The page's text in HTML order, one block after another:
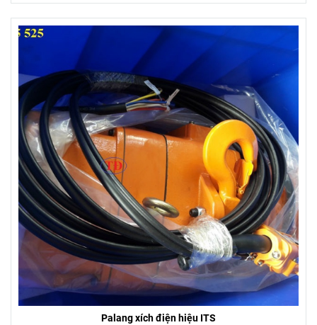
Palang xích điện của Đài Loan
Liên hệ